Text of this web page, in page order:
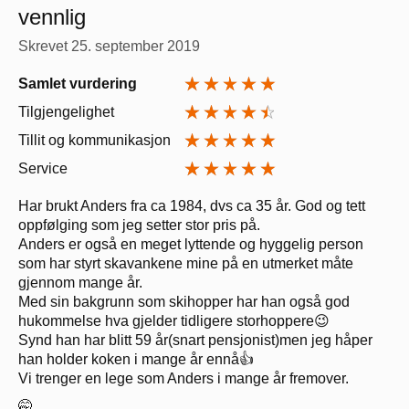
vennlig
Skrevet 25. september 2019
Samlet vurdering
Tilgjengelighet
Tillit og kommunikasjon
Service
Har brukt Anders fra ca 1984, dvs ca 35 år. God og tett
oppfølging som jeg setter stor pris på.
Anders er også en meget lyttende og hyggelig person
som har styrt skavankene mine på en utmerket måte
gjennom mange år.
Med sin bakgrunn som skihopper har han også god
hukommelse hva gjelder tidligere storhoppere😉
Synd han har blitt 59 år(snart pensjonist)men jeg håper
han holder koken i mange år ennå👍
Vi trenger en lege som Anders i mange år fremover.